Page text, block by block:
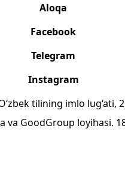
Aloqa
Facebook
Telegram
Instagram
tilining imlo lug‘ati,
va GoodGroup loyihasi.